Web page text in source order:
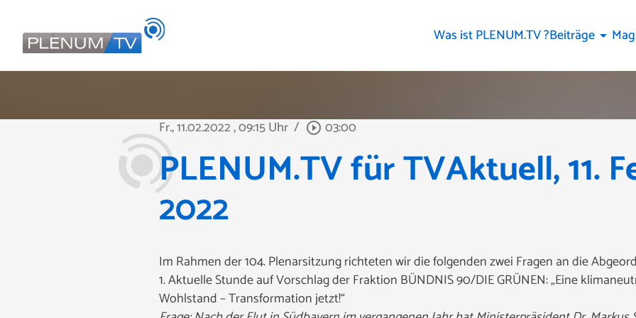
Was ist PLENUM.TV ?Beiträge arrow_drop_down
Fr., 11.02.2022, 09:15 Uhr / play_circle_outline 03:00
PLENUM.TV für TVAktuell, 11.
2022
Im Rahmen der 104. Plenarsitzung richteten wir die folgenden zwei Fragen an die
1. Aktuelle Stunde auf Vorschlag der Fraktion BÜNDNIS 90/DIE GRÜNEN: „Eine
Wohlstand – Transformation jetzt!“